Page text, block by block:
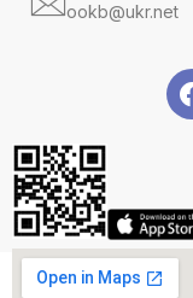
ookb@ukr.net